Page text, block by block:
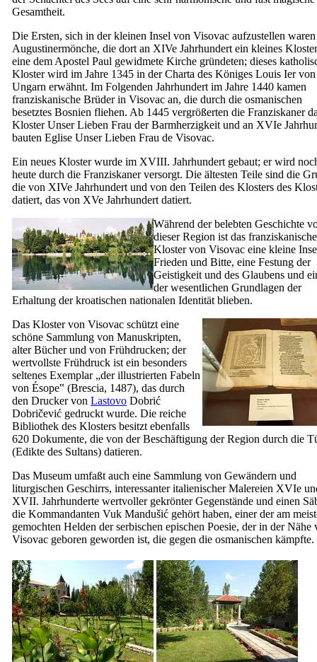
Gesamtheit.
Die Ersten, sich in der kleinen Insel von Visovac aufzustellen waren
Augustinermönche, die dort an XIVe Jahrhundert ein kleines
eine dem Apostel Paul gewidmete Kirche gründeten; dieses
Kloster wird im Jahre 1345 in der Charta des Königes Louis Iervon
Ungarn erwähnt. Im Folgenden Jahrhundert im Jahre 1440 kamen
franziskanische Brüder in Visovac an, die durch die osmanischen
besetztes Bosnien fliehen. Ab 1445 vergrößerten die Franziskaner
Kloster Unser Lieben Frau der Barmherzigkeit und an XVIe
bauten Eglise Unser Lieben Frau de Visovac.
Ein neues Kloster wurde im XVIII. Jahrhundert gebaut; er wird
heute durch die Franziskaner versorgt. Die ältesten Teile sind die
die von XIVe Jahrhundert und von den Teilen des Klosters des
datiert, das von XVe Jahrhundert datiert.
Während der belebten Geschichte
dieser Region ist das franziskanische
Kloster von Visovac eine kleine
Frieden und Bitte, eine Festung der
Geistigkeit und des Glaubens und
der wesentlichen Grundlagen der
Erhaltung der kroatischen nationalen Identität blieben.
Das Kloster von Visovac schützt eine
schöne Sammlung von Manuskripten,
alter Bücher und von Frühdrucken; der
wertvollste Frühdruck ist ein besonders
seltenes Exemplar „der illustrierten Fabeln
von Ésope‟ (Brescia, 1487), das durch
den Drucker von Lastovo Dobrić
Dobričević gedruckt wurde. Die reiche
Bibliothek des Klosters besitzt ebenfalls
620 Dokumente, die von der Beschäftigung der Region durch die
(Edikte des Sultans) datieren.
Das Museum umfaßt auch eine Sammlung von Gewändern und
liturgischen Geschirrs, interessanter italienischer Malereien XVIe
XVII. Jahrhunderte wertvoller gekrönter Gegenstände und einen
die Kommandanten Vuk Mandušić gehört haben, einer der am
gemochten Helden der serbischen epischen Poesie, der in der Nähe
Visovac geboren geworden ist, die gegen die osmanischen kämpfte.